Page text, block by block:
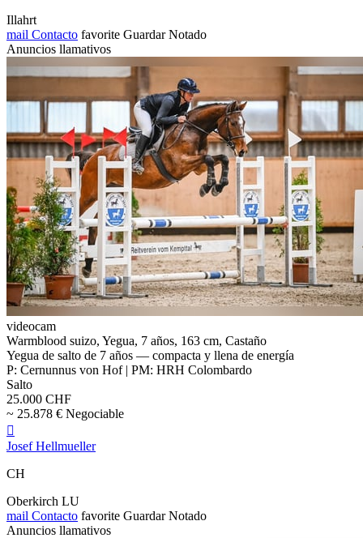
Illahrt
mail Contacto favorite Guardar Notado
Anuncios llamativos
videocam
Warmblood suizo, Yegua, 7 años, 163 cm, Castaño
Yegua de salto de 7 años — compacta y llena de energía
P: Cernunnus von Hof | PM: HRH Colombardo
Salto
25.000 CHF
~ 25.878 € Negociable

Josef Hellmueller
CH
Oberkirch LU
mail Contacto favorite Guardar Notado
Anuncios llamativos